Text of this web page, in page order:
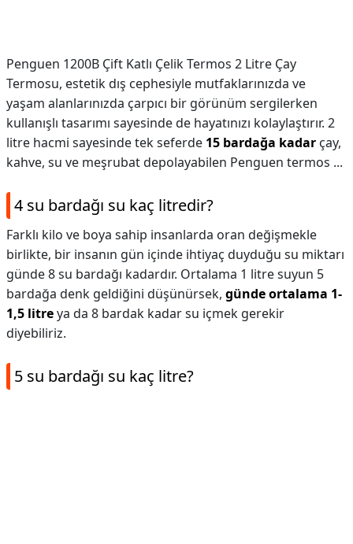
Penguen 1200B Çift Katlı Çelik Termos 2 Litre Çay
Termosu, estetik dış cephesiyle mutfaklarınızda ve
yaşam alanlarınızda çarpıcı bir görünüm sergilerken
kullanışlı tasarımı sayesinde de hayatınızı kolaylaştırır. 2
litre hacmi sayesinde tek seferde 15 bardağa kadar çay,
kahve, su ve meşrubat depolayabilen Penguen termos ...
4 su bardağı su kaç litredir?
Farklı kilo ve boya sahip insanlarda oran değişmekle
birlikte, bir insanın gün içinde ihtiyaç duyduğu su miktarı
günde 8 su bardağı kadardır. Ortalama 1 litre suyun 5
bardağa denk geldiğini düşünürsek, günde ortalama 1-
1,5 litreya da 8 bardak kadar su içmek gerekir
diyebiliriz.
5 su bardağı su kaç litre?